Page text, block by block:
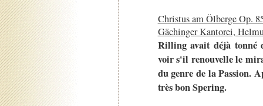
Christus am Ölberge Op.
Gächinger Kantorei,
Rilling avait déjà tonné
voir s'il renouvelle le
du genre de la Passion.
très bon Spering.